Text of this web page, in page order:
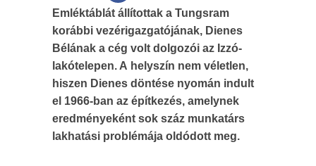
Emléktáblát állítottak a Tungsram
korábbi vezérigazgatójának, Dienes
Bélának a cég volt dolgozói az Izzó-
lakótelepen. A helyszín nem véletlen,
hiszen Dienes döntése nyomán indult
el 1966-ban az építkezés, amelynek
eredményeként sok száz munkatárs
lakhatási problémája oldódott meg.